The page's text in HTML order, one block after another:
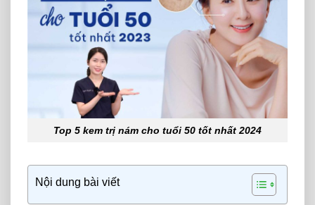
Top 5 kem trị nám cho tuổi 50 tốt nhất 2024
Nội dung bài viết